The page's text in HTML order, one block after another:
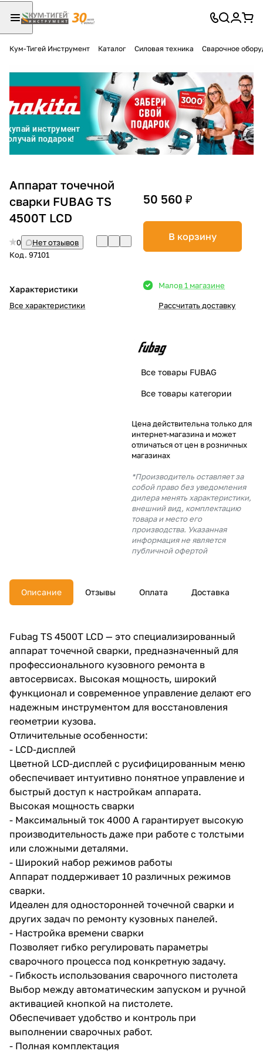
Кум-Тигей Инструмент Каталог Силовая техника Сварочное
Аппарат точечной
сварки FUBAG TS
4500T LCD
0
Нет отзывов
Код. 97101
Характеристики
Все характеристики
50 560 ₽
В корзину
Малов 1 магазине
Рассчитать доставку
Все товары FUBAG
Все товары категории
Цена действительна только для
интернет-магазина и может
отличаться от цен в розничных
магазинах
*Производитель оставляет за
собой право без уведомления
дилера менять характеристики,
внешний вид, комплектацию
товара и место его
производства. Указанная
информация не является
публичной офертой
Описание Отзывы Оплата Доставка
Fubag TS 4500T LCD — это специализированный
аппарат точечной сварки, предназначенный для
профессионального кузовного ремонта в
автосервисах. Высокая мощность, широкий
функционал и современное управление делают его
надежным инструментом для восстановления
геометрии кузова.
Отличительные особенности:
- LCD-дисплей
Цветной LCD-дисплей с русифицированным меню
обеспечивает интуитивно понятное управление и
быстрый доступ к настройкам аппарата.
Высокая мощность сварки
- Максимальный ток 4000 А гарантирует высокую
производительность даже при работе с толстыми
или сложными деталями.
- Широкий набор режимов работы
Аппарат поддерживает 10 различных режимов
сварки.
Идеален для односторонней точечной сварки и
других задач по ремонту кузовных панелей.
- Настройка времени сварки
Позволяет гибко регулировать параметры
сварочного процесса под конкретную задачу.
- Гибкость использования сварочного пистолета
Выбор между автоматическим запуском и ручной
активацией кнопкой на пистолете.
Обеспечивает удобство и контроль при
выполнении сварочных работ.
- Полная комплектация
Разбейте
оплатуна части
без переплат
График платежей
Сегодня
в корзину
% картой любого банка
% будут
с вашей карты
недели
раз в 2 недели